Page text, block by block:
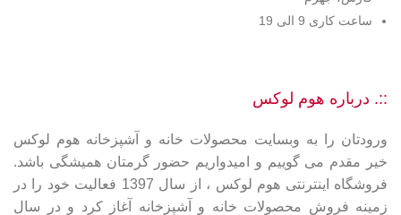
ساعت کاری 9 الی 19
::. درباره هوم لوکس
ورودتان را به وبسایت محصولات خانه و آشپزخانه هوم لوکس
خیر مقدم می گوییم و امیدواریم حضور گرمتان همیشگی باشد.
فروشگاه اینترنتی هوم لوکس ، از سال 1397 فعالیت خود را در
زمینه فروش محصولات خانه و آشپزخانه آغاز کرد و در سال